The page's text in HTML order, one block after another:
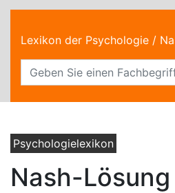
Lexikon der Psychologie /
Psychologielexikon
Nash-Lösung